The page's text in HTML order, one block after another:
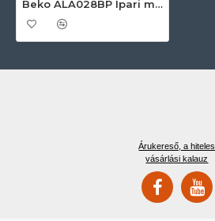
Beko ALA028BP Ipari mosógép
Árukereső, a hiteles
vásárlási kalauz